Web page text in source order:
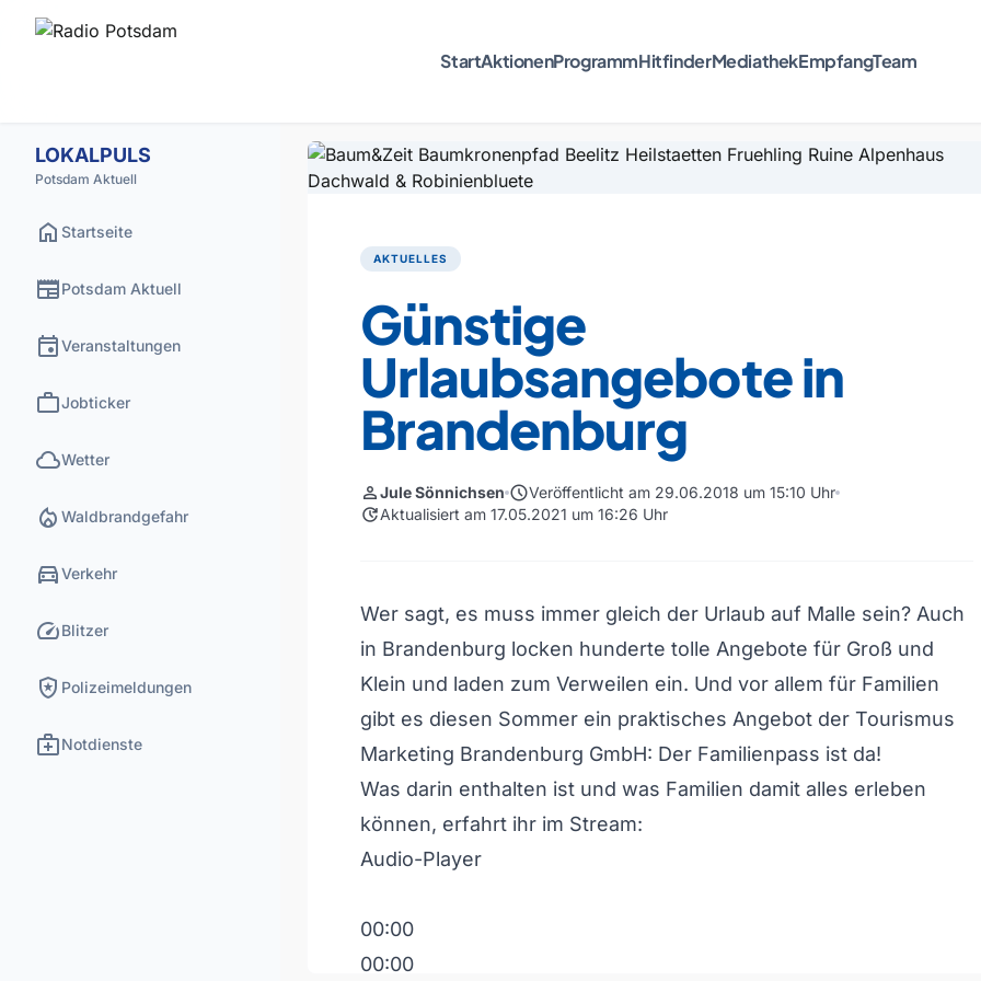
StartAktionenProgrammHitfinderMediathekEmpfangTeam
LOKALPULS
Potsdam Aktuell
home Startseite
newspaperPotsdam Aktuell
eventVeranstaltungen
workJobticker
cloudWetter
local_fire_department Waldbrandgefahr
directions_carVerkehr
speedBlitzer
local_police Polizeimeldungen
medical_servicesNotdienste
AKTUELLES
Günstige
Urlaubsangebote in
Brandenburg
personJule Sönnichsen scheduleVeröffentlicht am 29.06.2018 um 15:10 Uhr
updateAktualisiert am 17.05.2021 um 16:26 Uhr
Wer sagt, es muss immer gleich der Urlaub auf Malle sein? Auch
in Brandenburg locken hunderte tolle Angebote für Groß und
Klein und laden zum Verweilen ein. Und vor allem für Familien
gibt es diesen Sommer ein praktisches Angebot der Tourismus
Marketing Brandenburg GmbH: Der Familienpass ist da!
Was darin enthalten ist und was Familien damit alles erleben
können, erfahrt ihr im Stream:
Audio-Player
00:00
00:00